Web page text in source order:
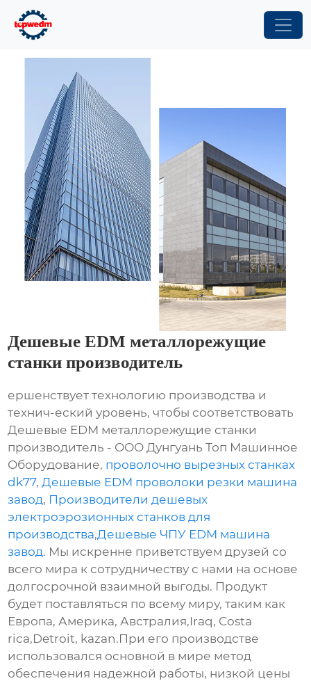
Дешевые EDM металлорежущие
станки производитель
ершенствует технологию производства и
технич-еский уровень, чтобы соответствовать
Дешевые EDM металлорежущие станки
производитель - ООО Дунгуань Топ Машинное
Оборудование, проволочно вырезных станках
dk77, Дешевые EDM проволоки резки машина
завод, Производители дешевых
электроэрозионных станков для
производства,Дешевые ЧПУ EDM машина
завод. Мы искренне приветствуем друзей со
всего мира к сотрудничеству с нами на основе
долгосрочной взаимной выгоды. Продукт
будет поставляться по всему миру, таким как
Европа, Америка, Австралия,Iraq, Costa
rica,Detroit, kazan.При его производстве
использовался основной в мире метод
обеспечения надежной работы, низкой цены